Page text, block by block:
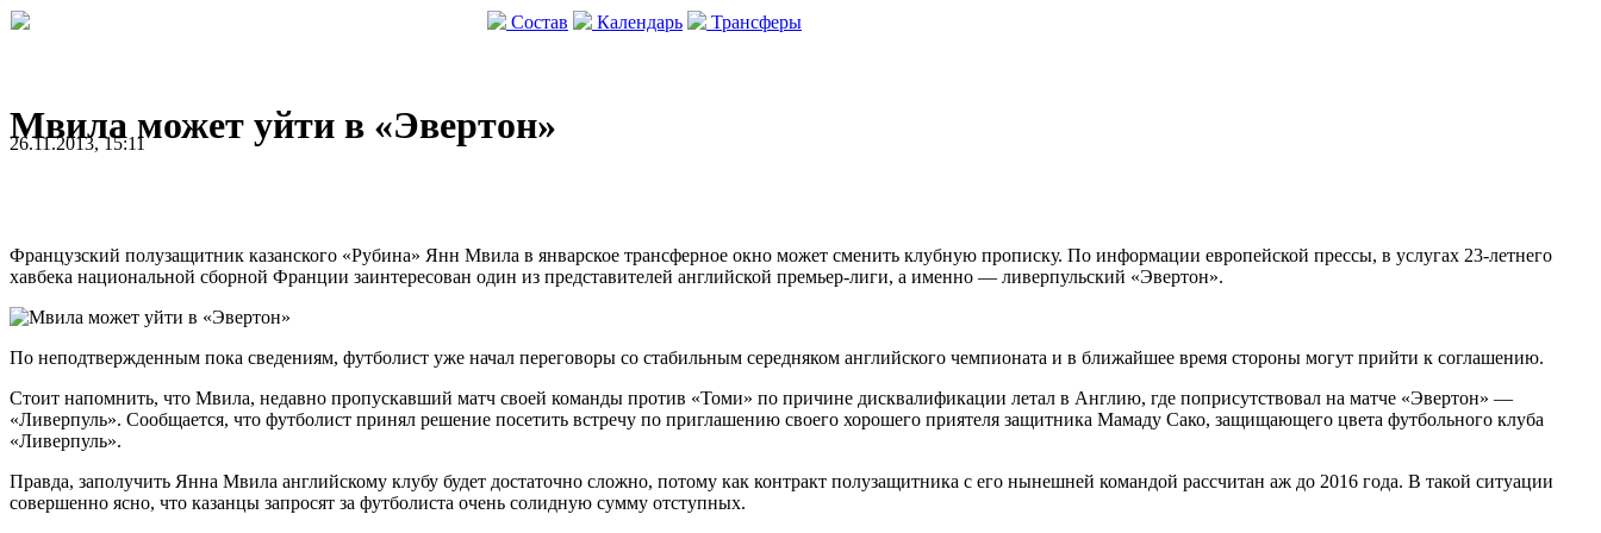
Состав Календарь Трансферы
Мвила может уйти в «Эвертон»
26.11.2013, 15:11
Французский полузащитник казанского «Рубина» Янн Мвила в январское трансферное окно может сменить клубную прописку. По информации европейской прессы, в услугах 23-летнего
хавбека национальной сборной Франции заинтересован один из представителей английской премьер-лиги, а именно — ливерпульский «Эвертон».
По неподтвержденным пока сведениям, футболист уже начал переговоры со стабильным середняком английского чемпионата и в ближайшее время стороны могут прийти к соглашению.
Стоит напомнить, что Мвила, недавно пропускавший матч своей команды против «Томи» по причине дисквалификации летал в Англию, где поприсутствовал на матче «Эвертон» —
«Ливерпуль». Сообщается, что футболист принял решение посетить встречу по приглашению своего хорошего приятеля защитника Мамаду Сако, защищающего цвета футбольного клуба
«Ливерпуль».
Правда, заполучить Янна Мвила английскому клубу будет достаточно сложно, потому как контракт полузащитника с его нынешней командой рассчитан аж до 2016 года. В такой ситуации
совершенно ясно, что казанцы запросят за футболиста очень солидную сумму отступных.